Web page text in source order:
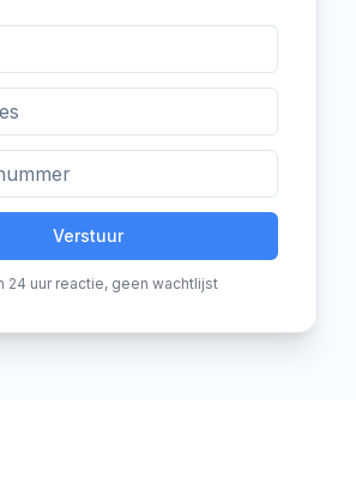
Verstuur
24 uur reactie, geen wachtlijst